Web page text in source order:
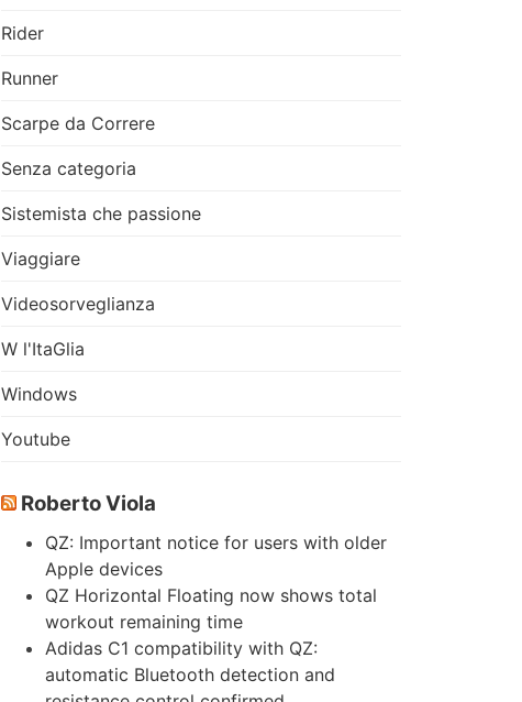
Rider
Runner
Scarpe da Correre
Senza categoria
Sistemista che passione
Viaggiare
Videosorveglianza
W l'ItaGlia
Windows
Youtube
Roberto Viola
QZ: Important notice for users with older
Apple devices
QZ Horizontal Floating now shows total
workout remaining time
Adidas C1 compatibility with QZ:
automatic Bluetooth detection and